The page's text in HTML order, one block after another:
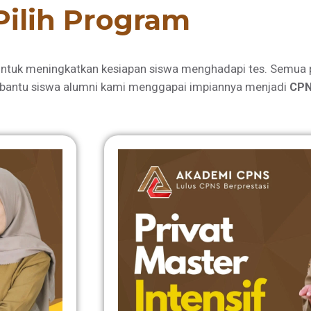
Program
meningkatkan kesiapan siswa menghadapi tes.
siswa alumni kami menggapai impiannya menjadi